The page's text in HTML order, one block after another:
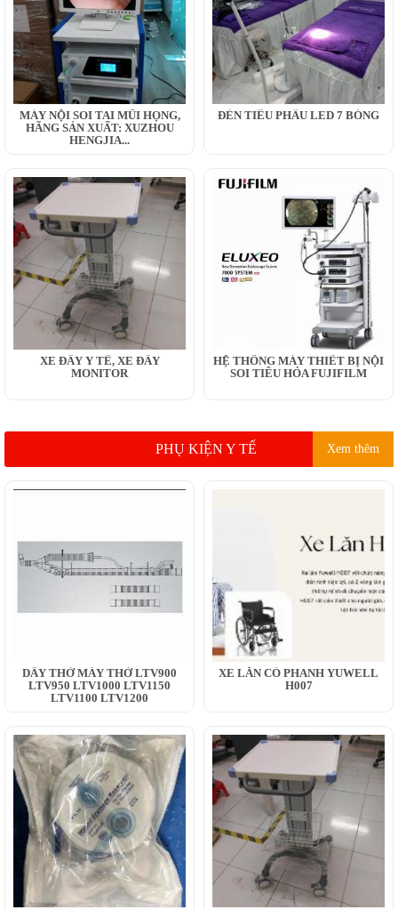
MÁY NỘI SOI TAI MŨI HỌNG,
HÃNG SẢN XUẤT: XUZHOU
HENGJIA...
ĐÈN TIỂU PHẪU LED 7 BÓNG
XE ĐẨY Y TẾ, XE ĐẨY
MONITOR
HỆ THỐNG MÁY THIẾT BỊ NỘI
SOI TIÊU HÓA FUJIFILM
PHỤ KIỆN Y TẾ Xem thêm
DÂY THỞ MÁY THỞ LTV900
LTV950 LTV1000 LTV1150
LTV1100 LTV1200
XE LĂN CÓ PHANH YUWELL
H007